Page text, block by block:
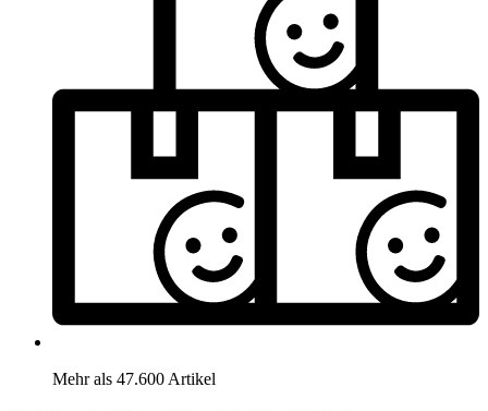
Mehr als 47.600 Artikel